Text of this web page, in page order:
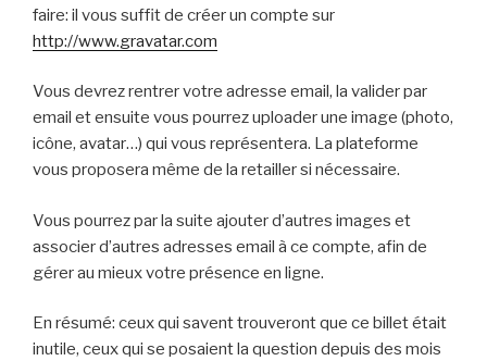
faire: il vous suffit de créer un compte sur
http://www.gravatar.com
Vous devrez rentrer votre adresse email, la valider par
email et ensuite vous pourrez uploader une image (photo,
icône, avatar…) qui vous représentera. La plateforme
vous proposera même de la retailler si nécessaire.
Vous pourrez par la suite ajouter d’autres images et
associer d’autres adresses email à ce compte, afin de
gérer au mieux votre présence en ligne.
En résumé: ceux qui savent trouveront que ce billet était
inutile, ceux qui se posaient la question depuis des mois